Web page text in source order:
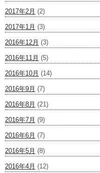
2017年2月 (2)
2017年1月 (3)
2016年12月 (3)
2016年11月 (5)
2016年10月 (14)
2016年9月 (7)
2016年8月 (21)
2016年7月 (9)
2016年6月 (7)
2016年5月 (8)
2016年4月 (12)